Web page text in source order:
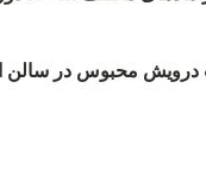
محبوس در سالن